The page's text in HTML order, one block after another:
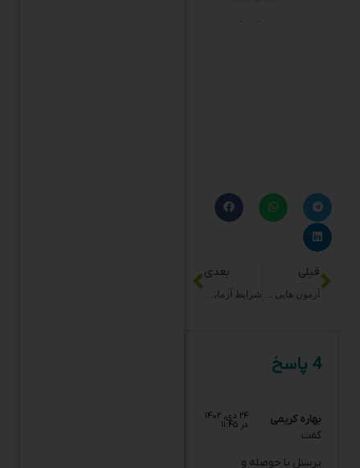
قبلی
شرایط آزمایش قند خون دو ساعته
گفت:
محترمانه پاسخ‌گو بودند و